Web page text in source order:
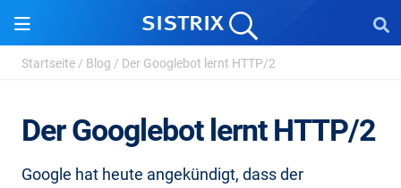
Startseite / Blog / Der Googlebot lernt HTTP/2
Der Googlebot lernt HTTP/2
Google hat heute angekündigt, dass der